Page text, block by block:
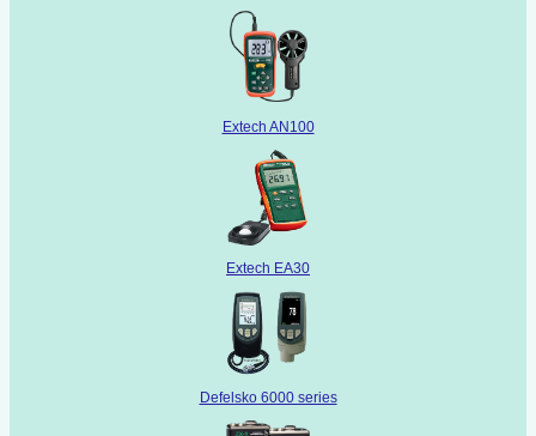
Extech AN100
Extech EA30
Defelsko 6000 series